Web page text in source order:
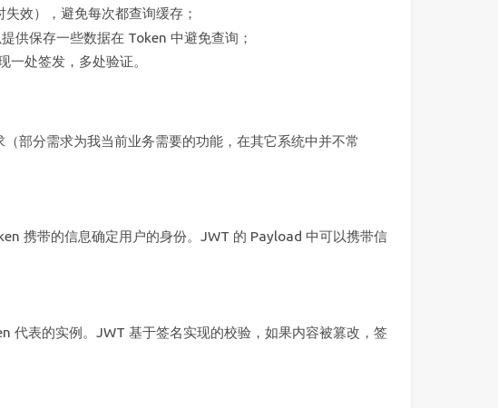
效），避免每次都查询缓存；
供保存一些数据在 Token 中避免查询；
处签发，多处验证。
部分需求为我当前业务需要的功能，在其它系统中并不常
携带的信息确定用户的身份。JWT 的 Payload 中可以携带信
代表的实例。JWT 基于签名实现的校验，如果内容被篡改，签